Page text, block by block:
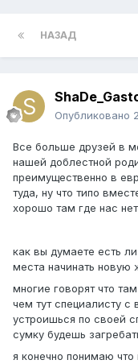
НАЗАД
Опубликовано
Все больше друзей в
нашей доблестной
преимущественно в
туда, ну что типо
хорошо там где нас
как вы думаете есть
места начинать новую
многие говорят что
чем тут специалисту
устроишься по своей
сумку будешь
я конечно понимаю что